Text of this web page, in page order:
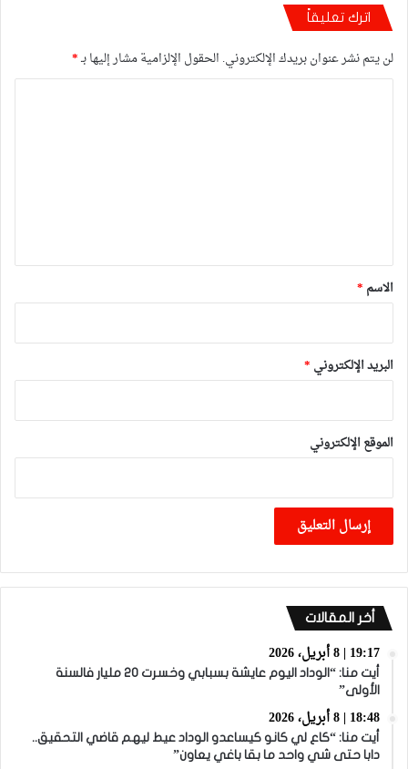
المنتخب الوطني لكرة الطائرة ينتصر على نظيره
البورندي
اترك تعليقاً
لن يتم نشر عنوان بريدك الإلكتروني. الحقول الإلزامية مشار إليها بـ*
*
الاسم *
البريد الإلكتروني *
الموقع الإلكتروني
أخر المقالات
19:17 | 8 أبريل، 2026
أيت منا: “الوداد اليوم عايشة بسبابي وخسرت 20 مليار فالسنة
الأولى”
18:48 | 8 أبريل، 2026
أيت منا: “كاع لي كانو كيساعدو الوداد عيط ليهم قاضي التحقيق..
دابا حتى شي واحد ما بقا باغي يعاون”